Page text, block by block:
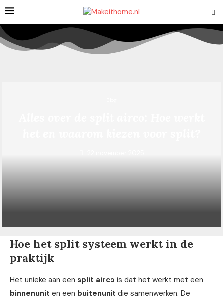
Hoe het split systeem werkt in de
praktijk
Het unieke aan een split airco is dat het werkt met een
binnenunit en een buitenunit die samenwerken. De